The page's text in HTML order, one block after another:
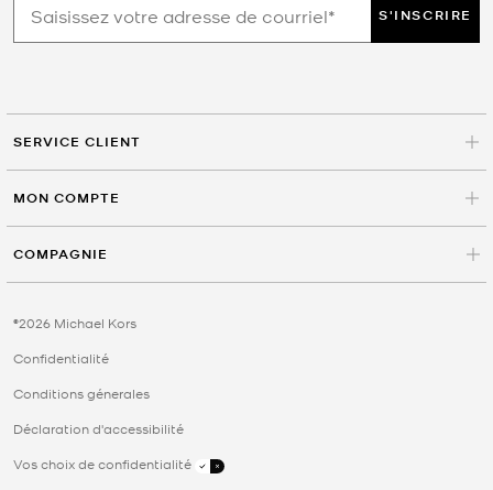
S'INSCRIRE
SERVICE CLIENT
MON COMPTE
COMPAGNIE
©2026 Michael Kors
Confidentialité
Conditions génerales
Déclaration d'accessibilité
Vos choix de confidentialité